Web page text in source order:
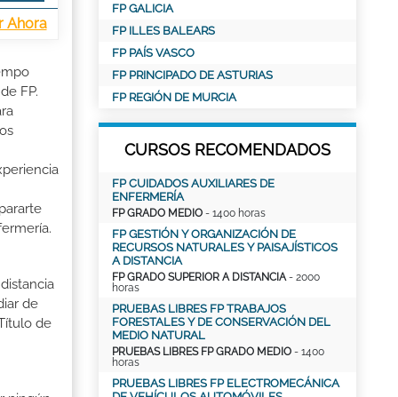
Ahora
FP.
de
de
FP GALICIA
FP ILLES BALEARS
FP PAÍS VASCO
FP PRINCIPADO DE ASTURIAS
FP REGIÓN DE MURCIA
CURSOS RECOMENDADOS
FP CUIDADOS AUXILIARES DE
ENFERMERÍA
FP GRADO MEDIO - 1400 horas
FP GESTIÓN Y ORGANIZACIÓN DE
RECURSOS NATURALES Y PAISAJÍSTICOS
A DISTANCIA
FP GRADO SUPERIOR A DISTANCIA- 2000
horas
PRUEBAS LIBRES FP TRABAJOS
FORESTALES Y DE CONSERVACIÓN DEL
MEDIO NATURAL
PRUEBAS LIBRES FP GRADO MEDIO - 1400
horas
PRUEBAS LIBRES FP ELECTROMECÁNICA